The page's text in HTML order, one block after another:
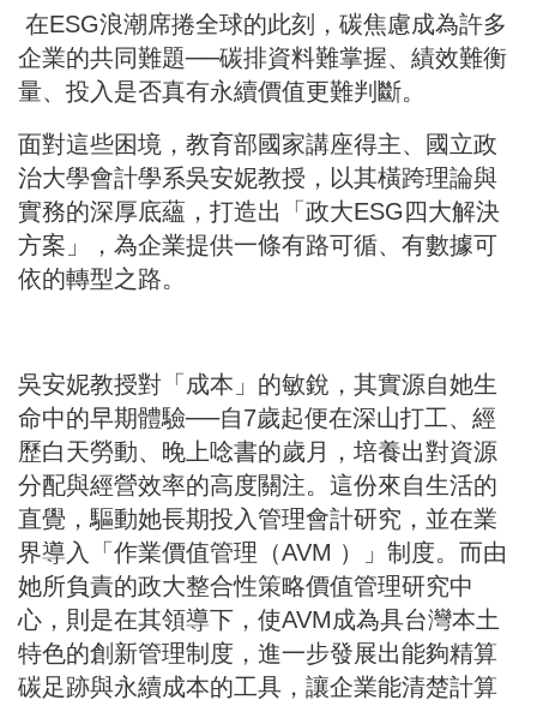
在ESG浪潮席捲全球的此刻，碳焦慮成為許多
企業的共同難題──碳排資料難掌握、績效難衡
量、投入是否真有永續價值更難判斷。
面對這些困境，教育部國家講座得主、國立政
治大學會計學系吳安妮教授，以其橫跨理論與
實務的深厚底蘊，打造出「政大ESG四大解決
方案」，為企業提供一條有路可循、有數據可
依的轉型之路。
吳安妮教授對「成本」的敏銳，其實源自她生
命中的早期體驗──自7歲起便在深山打工、經
歷白天勞動、晚上唸書的歲月，培養出對資源
分配與經營效率的高度關注。這份來自生活的
直覺，驅動她長期投入管理會計研究，並在業
界導入「作業價值管理（AVM ）」制度。而由
她所負責的政大整合性策略價值管理研究中
心，則是在其領導下，使AVM成為具台灣本土
特色的創新管理制度，進一步發展出能夠精算
碳足跡與永續成本的工具，讓企業能清楚計算